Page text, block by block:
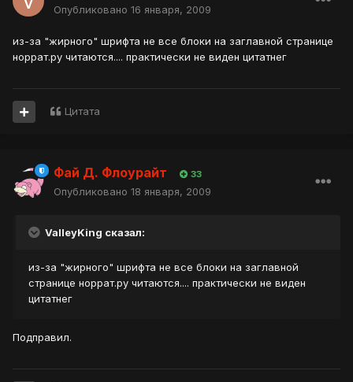
Опубликовано 16 января, 2009
из-за "жирного" шрифта не все блоки на заглавной странице
норрат.ру читаются.... практически не виден цитатнег
Цитата
Фай Д. Флоурайт 33
Опубликовано 18 января, 2009
ValleyKing сказал:
из-за "жирного" шрифта не все блоки на заглавной
странице норрат.ру читаются.... практически не виден
цитатнег
Подправил.